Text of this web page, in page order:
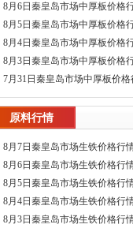
8月6日秦皇岛市场中厚板价格
8月5日秦皇岛市场中厚板价格
8月4日秦皇岛市场中厚板价格
8月3日秦皇岛市场中厚板价格
7月31日秦皇岛市场中厚板价格
原料行情
8月7日秦皇岛市场生铁价格行
8月6日秦皇岛市场生铁价格行
8月5日秦皇岛市场生铁价格行
8月4日秦皇岛市场生铁价格行
8月3日秦皇岛市场生铁价格行